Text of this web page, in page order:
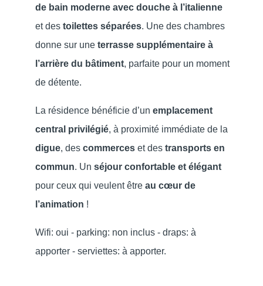
de bain moderne avec douche à l’italienne
et des toilettes séparées. Une des chambres
donne sur une terrasse supplémentaire à
l’arrière du bâtiment, parfaite pour un moment
de détente.
La résidence bénéficie d’un emplacement
central privilégié, à proximité immédiate de la
digue, des commerces et des transports en
commun. Un séjour confortable et élégant
pour ceux qui veulent être au cœur de
l’animation !
Wifi: oui - parking: non inclus - draps: à
apporter - serviettes: à apporter.